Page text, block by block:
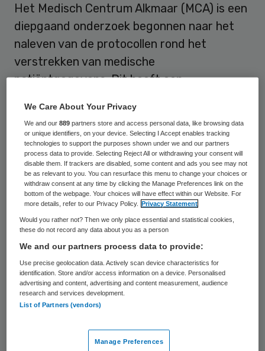
Het Medisch Centrum Alkmaar (MCA) is een
diepgaand onderzoek begonnen naar het
naleven van de protocollen rond het
verstrekken van medische
patiëntgegevens. Dit heeft een
donderdag gezegd nadat een
onderzoeksjournalist op eenvoudige wijze
aan foto’s van de MRI-scan van AZ-doelman
Joey Didulica kon komen.
Privacy
De journalist belde naar het MCA, zei dat hij
de fysiotherapeut van Didulica was en de
foto’s nodig had voor zijn behandeling,
meldde De Telegraaf. Zonder verdere
navraag werden de foto’s op een cd via de
deze gegevens gelden echter zeer strenge
We Care About Your Privacy
We and our889 partners store and access personal data, like browsing data
or unique identifiers, on your device. Selecting I Accept enables tracking
technologies to support the purposes shown under we and our partners
process data to provide. Selecting Reject All or withdrawing your consent will
disable them. If trackers are disabled, some content and ads you see may not
be as relevant to you. You can resurface this menu to change your choices or
withdraw consent at any time by clicking the Manage Preferences link on the
bottom of the webpage. Your choices will have effect within our Website. For
more details, refer to our Privacy Policy.
Privacy Statement
Would you rather not? Then we only place essential and statistical cookies,
these do not record any data about you as a person
We and our partners process data to provide:
Use precise geolocation data. Actively scan device characteristics for
identification. Store and/or access information on a device. Personalised
advertising and content, advertising and content measurement, audience
research and services development.
List of Partners (vendors)
Manage Preferences